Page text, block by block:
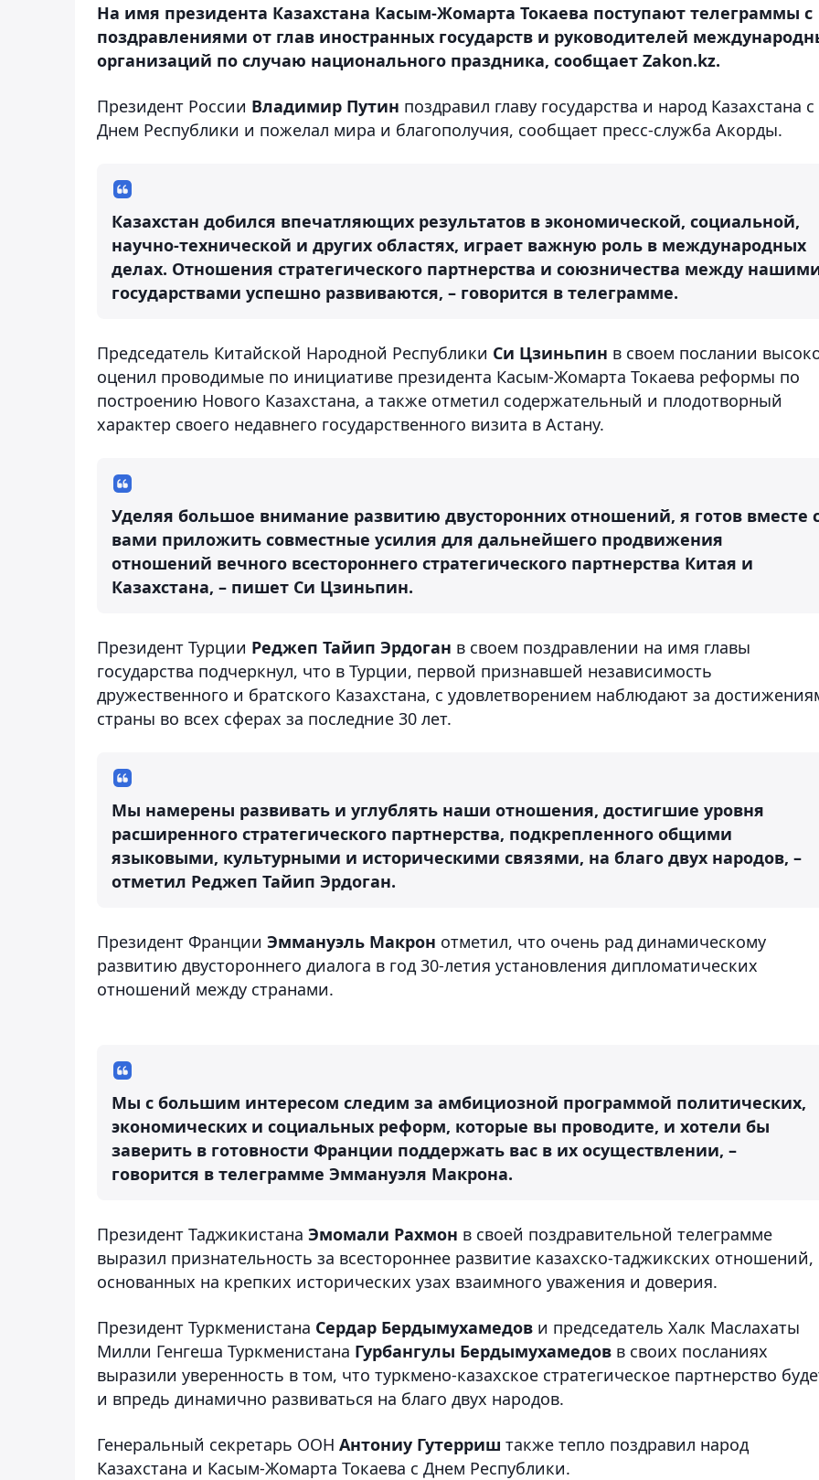
На имя президента Казахстана Касым-Жомарта Токаева поступают телеграммы с
поздравлениями от глав иностранных государств и руководителей
организаций по случаю национального праздника, сообщает Zakon.kz.
Президент России Владимир Путин поздравил главу государства и народ Казахстана с
Днем Республики и пожелал мира и благополучия, сообщает пресс-служба Акорды.
Казахстан добился впечатляющих результатов в экономической, социальной,
научно-технической и других областях, играет важную роль в международных
делах. Отношения стратегического партнерства и союзничества между
государствами успешно развиваются, – говорится в телеграмме.
Председатель Китайской Народной Республики Си Цзиньпин в своем послании
оценил проводимые по инициативе президента Касым-Жомарта Токаева реформы по
построению Нового Казахстана, а также отметил содержательный и плодотворный
характер своего недавнего государственного визита в Астану.
Уделяя большое внимание развитию двусторонних отношений, я готов вместе
вами приложить совместные усилия для дальнейшего продвижения
отношений вечного всестороннего стратегического партнерства Китая и
Казахстана, – пишет Си Цзиньпин.
Президент Турции Реджеп Тайип Эрдоган в своем поздравлении на имя главы
государства подчеркнул, что в Турции, первой признавшей независимость
дружественного и братского Казахстана, с удовлетворением наблюдают за
страны во всех сферах за последние 30 лет.
Мы намерены развивать и углублять наши отношения, достигшие уровня
расширенного стратегического партнерства, подкрепленного общими
языковыми, культурными и историческими связями, на благо двух народов, –
отметил Реджеп Тайип Эрдоган.
Президент Франции Эммануэль Макрон отметил, что очень рад динамическому
развитию двустороннего диалога в год 30-летия установления дипломатических
отношений между странами.
Мы с большим интересом следим за амбициозной программой политических,
экономических и социальных реформ, которые вы проводите, и хотели бы
заверить в готовности Франции поддержать вас в их осуществлении, –
говорится в телеграмме Эммануэля Макрона.
Президент Таджикистана Эмомали Рахмон в своей поздравительной телеграмме
выразил признательность за всестороннее развитие казахско-таджикских отношений,
основанных на крепких исторических узах взаимного уважения и доверия.
Президент Туркменистана Сердар Бердымухамедов и председатель Халк Маслахаты
Милли Генгеша Туркменистана Гурбангулы Бердымухамедов в своих посланиях
выразили уверенность в том, что туркмено-казахское стратегическое партнерство
и впредь динамично развиваться на благо двух народов.
Генеральный секретарь ООН Антониу Гутерриш также тепло поздравил народ
Казахстана и Касым-Жомарта Токаева с Днем Республики.